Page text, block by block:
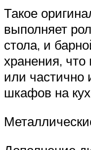
Такое
выполняет
стола, и
хранения, что
или частично
шкафов на